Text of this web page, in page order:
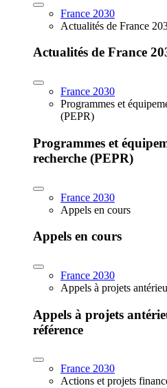
France 2030
Actualités de France
Actualités de France
France 2030
Programmes et
(PEPR)
Programmes et
recherche (PEPR)
France 2030
Appels en cours
Appels en cours
France 2030
Appels à projets
Appels à projets
référence
France 2030
Actions et projets